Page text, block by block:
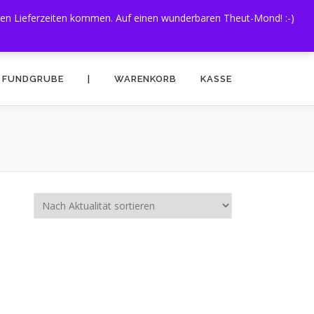
Lieferzeiten kommen. Auf einen wunderbaren Theut-Mond! :-)
FUNDGRUBE WARENKORB KASSE